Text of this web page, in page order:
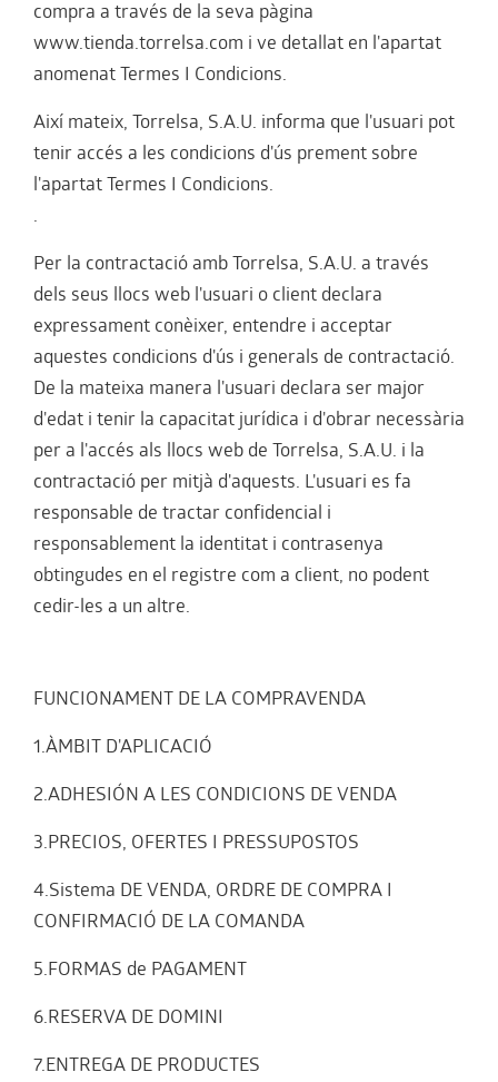
compra a través de la seva pàgina
www.tienda.torrelsa.com i ve detallat en l'apartat
anomenat Termes I Condicions.
Així mateix, Torrelsa, S.A.U. informa que l'usuari pot
tenir accés a les condicions d'ús prement sobre
l'apartat Termes I Condicions.
.
Per la contractació amb Torrelsa, S.A.U. a través
dels seus llocs web l'usuari o client declara
expressament conèixer, entendre i acceptar
aquestes condicions d'ús i generals de contractació.
De la mateixa manera l'usuari declara ser major
d'edat i tenir la capacitat jurídica i d'obrar necessària
per a l'accés als llocs web de Torrelsa, S.A.U. i la
contractació per mitjà d'aquests. L'usuari es fa
responsable de tractar confidencial i
responsablement la identitat i contrasenya
obtingudes en el registre com a client, no podent
cedir-les a un altre.
FUNCIONAMENT DE LA COMPRAVENDA
1.ÀMBIT D'APLICACIÓ
2.ADHESIÓN A LES CONDICIONS DE VENDA
3.PRECIOS, OFERTES I PRESSUPOSTOS
4.Sistema DE VENDA, ORDRE DE COMPRA I
CONFIRMACIÓ DE LA COMANDA
5.FORMAS de PAGAMENT
6.RESERVA DE DOMINI
7.ENTREGA DE PRODUCTES